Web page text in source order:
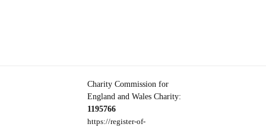
Charity Commission for
England and Wales Charity:
1195766
https://register-of-